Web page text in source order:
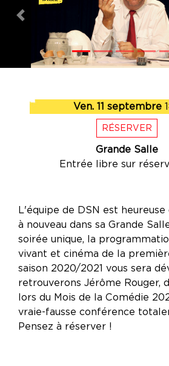
Previous
Ven. 11 septembre
RÉSERVER
Grande Salle
Entrée libre sur
L'équipe de DSN est
à nouveau dans sa Grande
soirée unique, la
vivant et cinéma de la
saison 2020/2021 vous sera
retrouverons Jérôme Rouger,
lors du Mois de la Comédie
vraie-fausse conférence
Pensez à réserver !